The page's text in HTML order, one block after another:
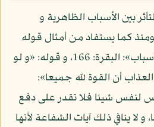
بين الأسباب الظاهرية و
كما يستفاد من أمثال قوله
تعالى: «و تقطعت بهم الأسباب»: البقرة: 166، و قوله: «و لو
أن القوة لله جميعا»:
تملك نفس لنفس شيئا فلا تقدر على دفع
لا ينافي ذلك آيات الشفاعة لأنها